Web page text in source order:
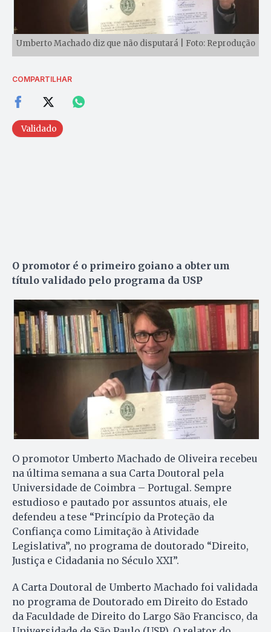
Umberto Machado diz que não disputará | Foto: Reprodução
COMPARTILHAR
Validado
O promotor é o primeiro goiano a obter um
título validado pelo programa da USP
O promotor Umberto Machado de Oliveira recebeu
na última semana a sua Carta Doutoral pela
Universidade de Coimbra – Portugal. Sempre
estudioso e pautado por assuntos atuais, ele
defendeu a tese “Princípio da Proteção da
Confiança como Limitação à Atividade
Legislativa”, no programa de doutorado “Direito,
Justiça e Cidadania no Século XXI”.
A Carta Doutoral de Umberto Machado foi validada
no programa de Doutorado em Direito do Estado
da Faculdade de Direito do Largo São Francisco, da